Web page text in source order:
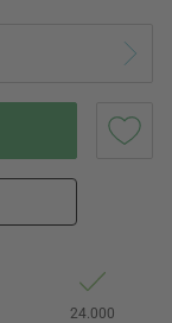
24.000